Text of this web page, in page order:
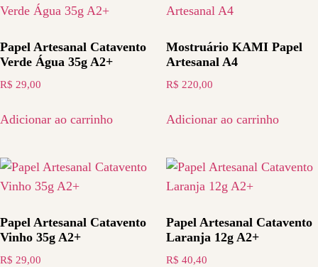
Papel Artesanal Catavento
Verde Água 35g A2+
R$ 29,00
Adicionar ao carrinho
Mostruário KAMI Papel
Artesanal A4
R$ 220,00
Adicionar ao carrinho
Papel Artesanal Catavento
Vinho 35g A2+
R$ 29,00
Papel Artesanal Catavento
Laranja 12g A2+
R$ 40,40